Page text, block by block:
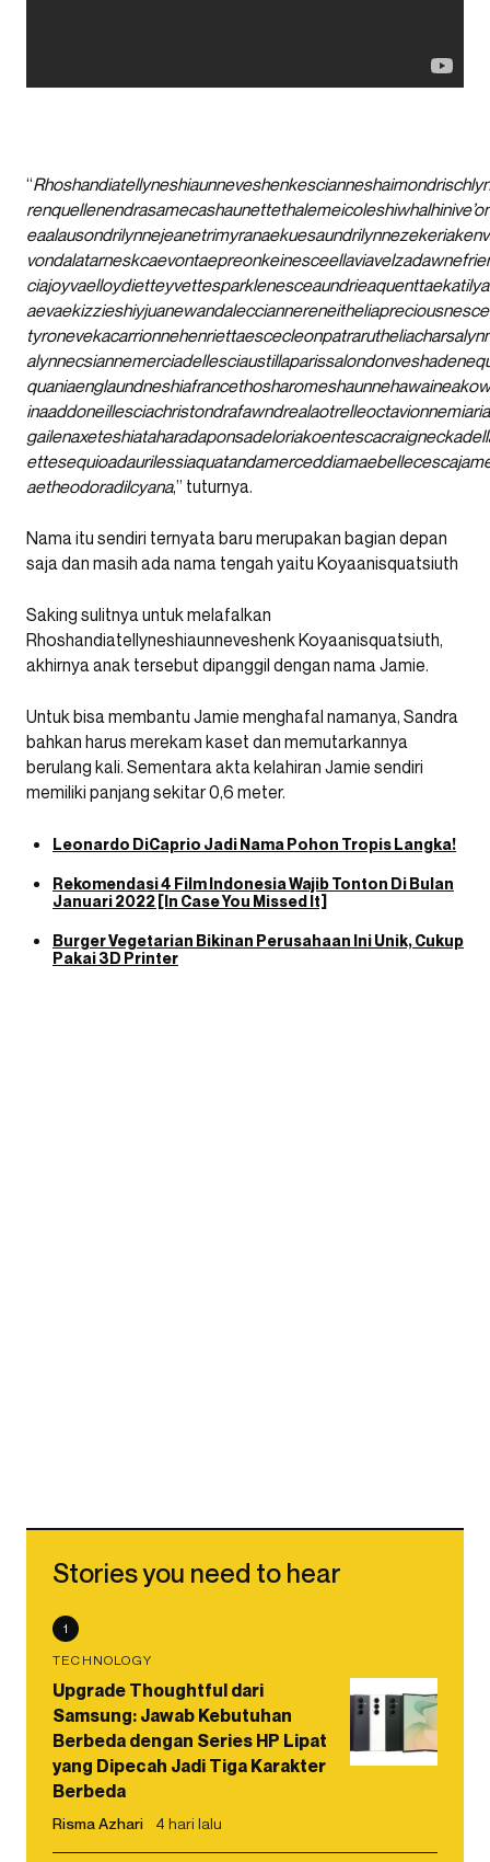
“
aetheodoradilcyana,” tuturnya.
Nama itu sendiri ternyata baru merupakan bagian depan
saja dan masih ada nama tengah yaitu Koyaanisquatsiuth
Saking sulitnya untuk melafalkan
Rhoshandiatellyneshiaunneveshenk Koyaanisquatsiuth,
akhirnya anak tersebut dipanggil dengan nama Jamie.
Untuk bisa membantu Jamie menghafal namanya, Sandra
bahkan harus merekam kaset dan memutarkannya
berulang kali. Sementara akta kelahiran Jamie sendiri
memiliki panjang sekitar 0,6 meter.
Leonardo DiCaprio Jadi Nama Pohon Tropis Langka!
Rekomendasi 4 Film Indonesia Wajib Tonton Di Bulan
Januari 2022 [In Case You Missed It]
Burger Vegetarian Bikinan Perusahaan Ini Unik, Cukup
Pakai 3D Printer
Stories you need to hear
1
TECHNOLOGY
Upgrade Thoughtful dari
Samsung: Jawab Kebutuhan
Berbeda dengan Series HP Lipat
yang Dipecah Jadi Tiga Karakter
Berbeda
Risma Azhari 4 hari lalu